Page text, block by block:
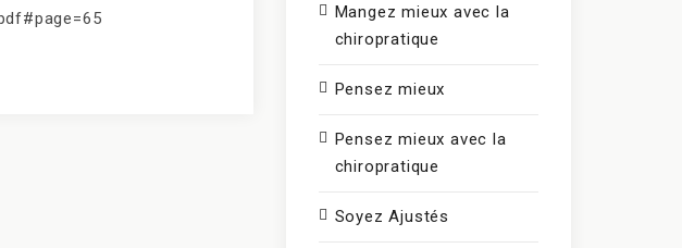
Mangez mieux avec la
chiropratique
Pensez mieux
Pensez mieux avec la
chiropratique
Soyez Ajustés